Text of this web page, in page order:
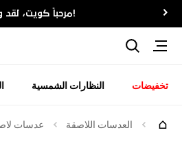
!مرحباً كويت، لقد
تخفيضات النظارات الشمسية
العدسات اللاصقة عدسات